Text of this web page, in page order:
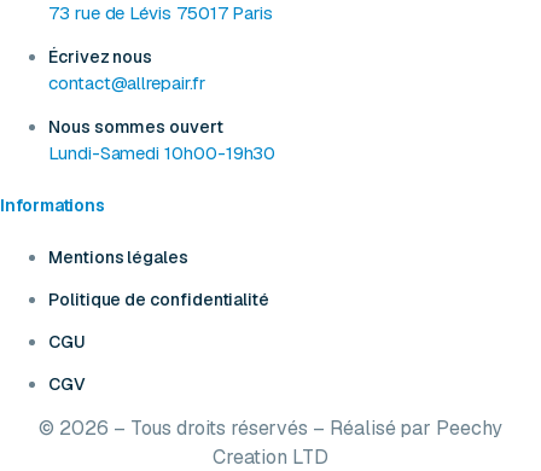
73 rue de Lévis 75017 Paris
Écrivez nous
contact@allrepair.fr
Nous sommes ouvert
Lundi-Samedi 10h00-19h30
Informations
Mentions légales
Politique de confidentialité
CGU
CGV
© 2026 – Tous droits réservés – Réalisé par Peechy
Creation LTD